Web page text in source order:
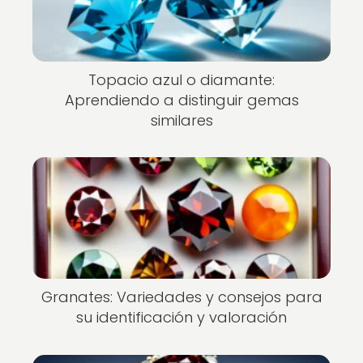
Topacio azul o diamante:
Aprendiendo a distinguir gemas
similares
Granates: Variedades y consejos para
su identificación y valoración